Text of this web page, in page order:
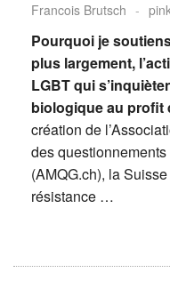
Francois Brutsch -
Pourquoi je
plus largement,
LGBT qui
biologique au profit
création de
des
(AMQG.ch), la
résistance …